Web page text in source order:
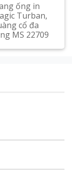
ống in
Turban,
cổ đa
MS 22709
Xem chi tiết